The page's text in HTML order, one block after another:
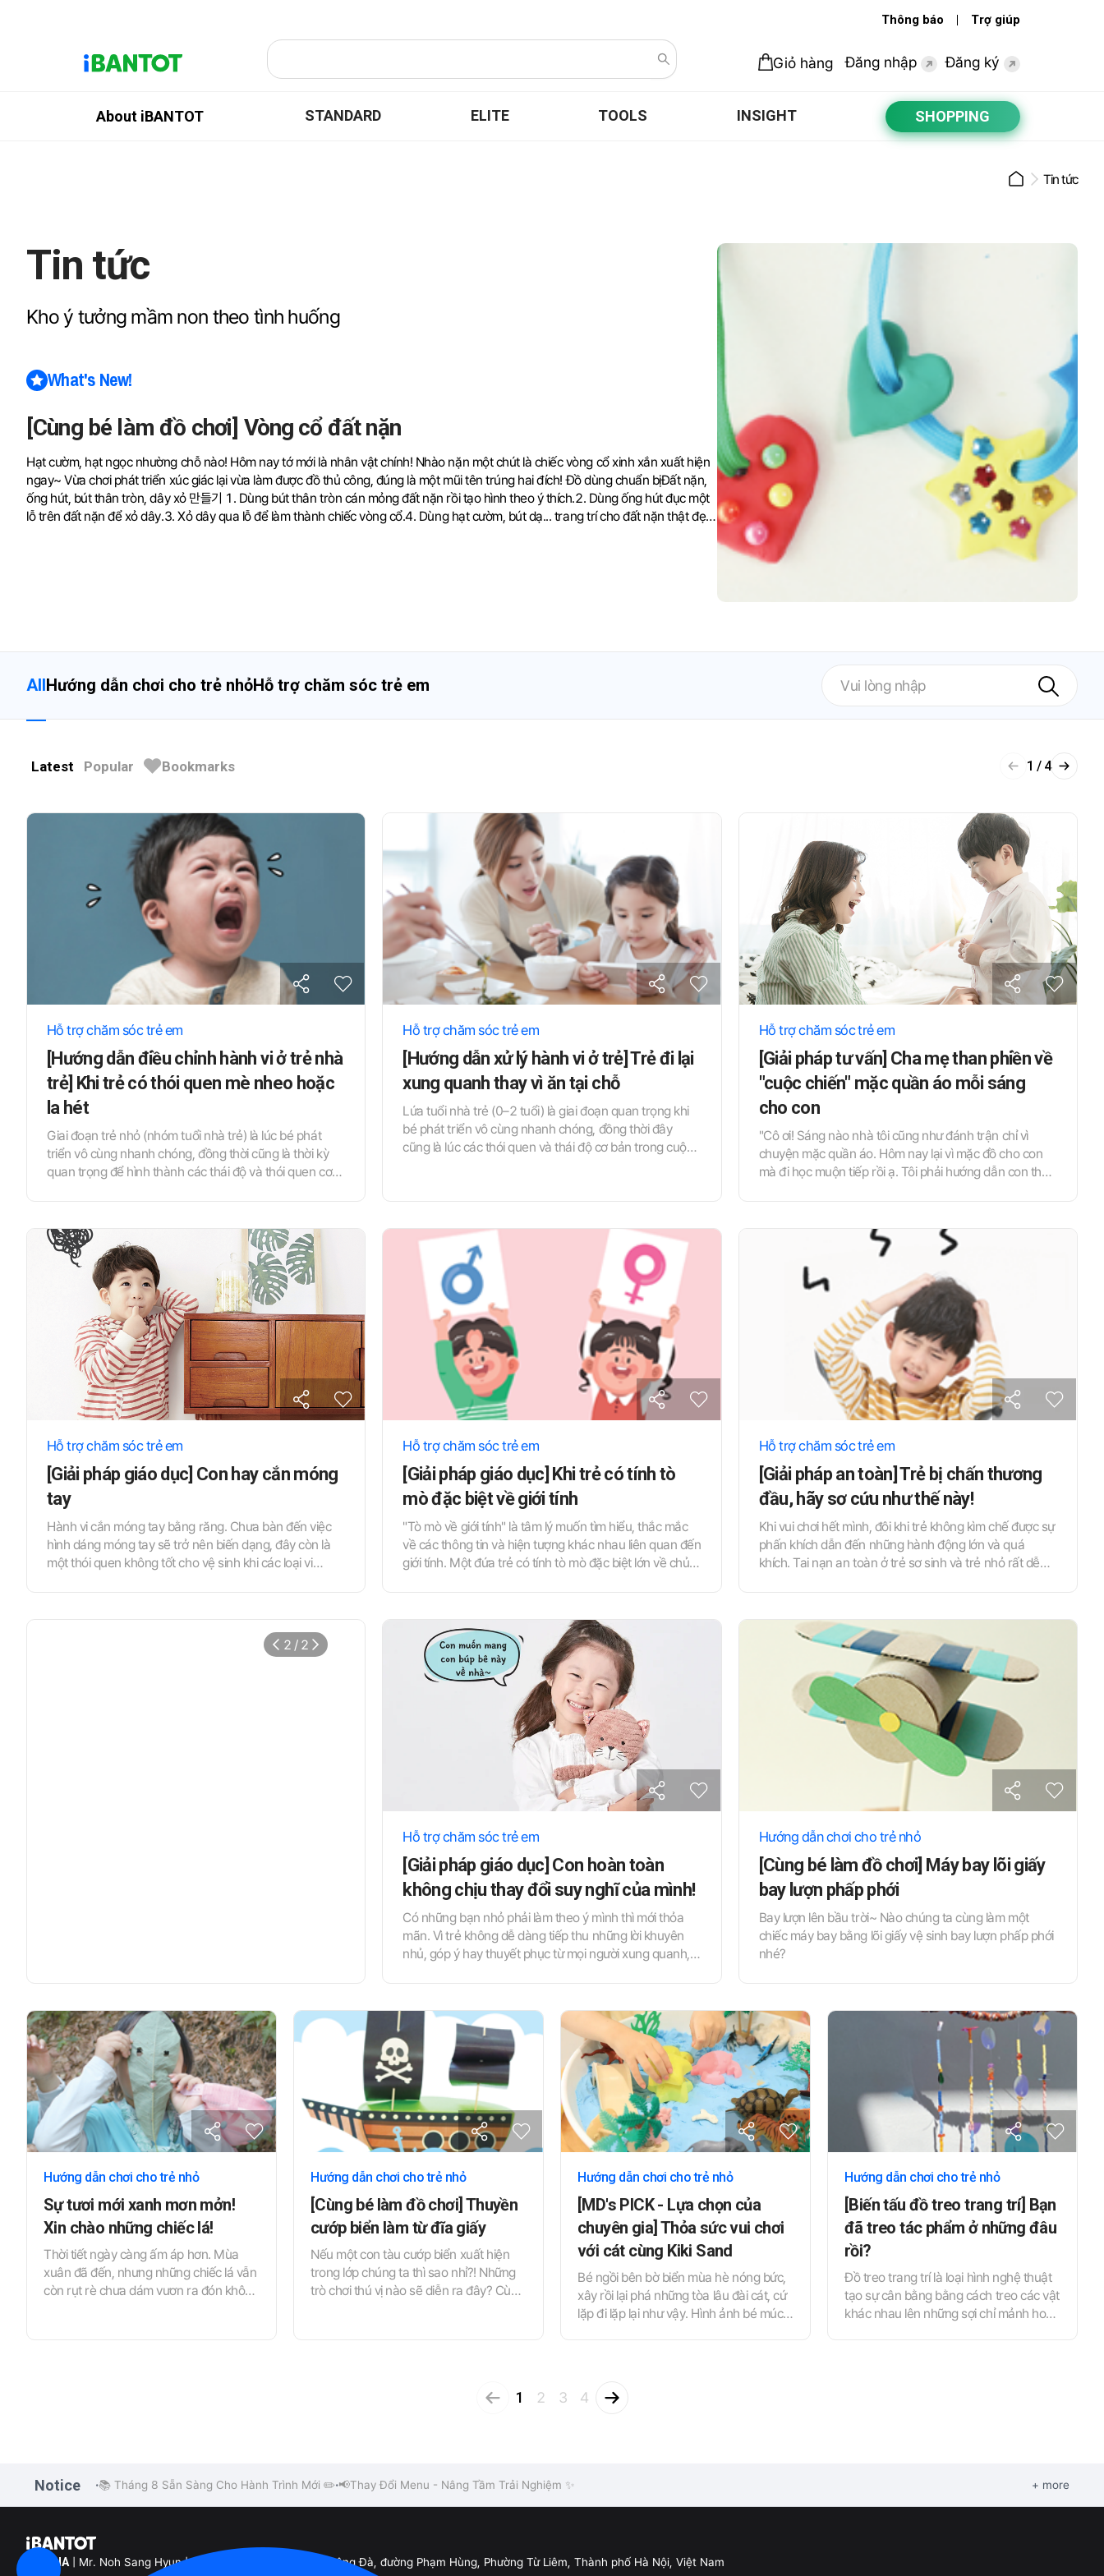
Thông báo Trợ giúp
Giỏ hàng Đăng nhập Đăng ký
About iBANTOT STANDARD ELITE TOOLS INSIGHT SHOPPING
Tin tức
Tin tức
Kho ý tưởng mầm non theo tình huống
What's New!
[Cùng bé làm đồ chơi] Vòng cổ đất nặn
Hạt cườm, hạt ngọc nhường chỗ nào! Hôm nay tớ mới là nhân vật chính! Nhào nặn một chút là chiếc vòng cổ xinh xắn xuất hiện
ngay~ Vừa chơi phát triển xúc giác lại vừa làm được đồ thủ công, đúng là một mũi tên trúng hai đích! Đồ dùng chuẩn bịĐất nặn,
ống hút, bút thân tròn, dây xỏ 만들기 1. Dùng bút thân tròn cán mỏng đất nặn rồi tạo hình theo ý thích.2. Dùng ống hút đục một
lỗ trên đất nặn để xỏ dây.3. Xỏ dây qua lỗ để làm thành chiếc vòng cổ.4. Dùng hạt cườm, bút dạ... trang trí cho đất nặn thật đẹp
AllHướng dẫn chơi cho trẻ nhỏHỗ trợ chăm sóc trẻ em
Latest Popular Bookmarks 1 / 4
Hỗ trợ chăm sóc trẻ em
[Hướng dẫn điều chỉnh hành vi ở trẻ nhà
trẻ] Khi trẻ có thói quen mè nheo hoặc
la hét
Giai đoạn trẻ nhỏ (nhóm tuổi nhà trẻ) là lúc bé phát
triển vô cùng nhanh chóng, đồng thời cũng là thời kỳ
quan trọng để hình thành các thái độ và thói quen cơ
rất khó thay đổi về sau và đóng vai trò quyết định đối
với sự trưởng thành tương lai của bé. Do đó, giáo viên
cần hướng dẫn sát sao để trẻ có thể hình thành những
thói quen sinh hoạt tốt. Hãy cùng tìm hiểu về phương
pháp hướng dẫn đối với các vấn đề hành vi thường gặp
ở trẻ nhỏ.
Hỗ trợ chăm sóc trẻ em
[Hướng dẫn xử lý hành vi ở trẻ] Trẻ đi lại
xung quanh thay vì ăn tại chỗ
Lứa tuổi nhà trẻ (0–2 tuổi) là giai đoạn quan trọng khi
bé phát triển vô cùng nhanh chóng, đồng thời đây
cũng là lúc các thói quen và thái độ cơ bản trong cuộc
vậy, giáo viên cần có phương pháp uốn nắn để giúp
các bé xây dựng được những thói quen nề nếp tốt
ngay từ đầu. Dưới đây, chúng ta sẽ cùng tìm hiểu về
cách xử lý đối với những vấn đề về quy tắc bàn ăn vốn
thường gặp ở trẻ.
Hỗ trợ chăm sóc trẻ em
[Giải pháp tư vấn] Cha mẹ than phiền về
"cuộc chiến" mặc quần áo mỗi sáng
cho con
"Cô ơi! Sáng nào nhà tôi cũng như đánh trận chỉ vì
chuyện mặc quần áo. Hôm nay lại vì mặc đồ cho con
mà đi học muộn tiếp rồi ạ. Tôi phải hướng dẫn con thế
dạy con cái do các vấn đề lớn nhỏ xảy ra tại gia đình.
Chúng ta hãy cùng tìm hiểu các vấn đề thực tế tại gia
đình và phương pháp hướng dẫn cụ thể để ứng dụng
một cách tích cực vào các buổi tư vấn phụ huynh nhé.
Hỗ trợ chăm sóc trẻ em
[Giải pháp giáo dục] Con hay cắn móng
tay
Hành vi cắn móng tay bằng răng. Chưa bàn đến việc
hình dáng móng tay sẽ trở nên biến dạng, đây còn là
một thói quen không tốt cho vệ sinh khi các loại vi
dần dần nó sẽ đông cứng lại thành thói quen khiến trẻ
cắn móng tay ngay cả trong những tình huống thoải
Hỗ trợ chăm sóc trẻ em
[Giải pháp giáo dục] Khi trẻ có tính tò
mò đặc biệt về giới tính
"Tò mò về giới tính" là tâm lý muốn tìm hiểu, thắc mắc
về các thông tin và hiện tượng khác nhau liên quan đến
giới tính. Một đứa trẻ có tính tò mò đặc biệt lớn về chủ
số này, chúng tôi xin giới thiệu phương pháp hướng dẫn
dành cho những trẻ không chỉ dừng lại ở sự tò mò đơn
thuần, mà đã trực tiếp nảy sinh các vấn đề hành vi liên
quan đến giới tính.
Hỗ trợ chăm sóc trẻ em
[Giải pháp an toàn] Trẻ bị chấn thương
đầu, hãy sơ cứu như thế này!
Khi vui chơi hết mình, đôi khi trẻ không kìm chế được sự
phấn khích dẫn đến những hành động lớn và quá
khích. Tai nạn an toàn ở trẻ sơ sinh và trẻ nhỏ rất dễ
kịp thời xử lý nhanh chóng khi có tai nạn bất ngờ xảy ra.
2 / 2
Hỗ trợ chăm sóc trẻ em
[Giải pháp giáo dục] Con hoàn toàn
không chịu thay đổi suy nghĩ của mình!
Có những bạn nhỏ phải làm theo ý mình thì mới thỏa
mãn. Vì trẻ không dễ dàng tiếp thu những lời khuyên
nhủ, góp ý hay thuyết phục từ mọi người xung quanh,
cùng tìm hiểu về nguyên nhân và cách định hướng
hành vi cho những trẻ có tính khí bướng bỉnh này.
Hướng dẫn chơi cho trẻ nhỏ
[Cùng bé làm đồ chơi] Máy bay lõi giấy
bay lượn phấp phới
Bay lượn lên bầu trời~ Nào chúng ta cùng làm một
chiếc máy bay bằng lõi giấy vệ sinh bay lượn phấp phới
nhé?
Hướng dẫn chơi cho trẻ nhỏ
Sự tươi mới xanh mơn mởn!
Xin chào những chiếc lá!
Thời tiết ngày càng ấm áp hơn. Mùa
xuân đã đến, nhưng những chiếc lá vẫn
còn rụt rè chưa dám vươn ra đón không
Hướng dẫn chơi cho trẻ nhỏ
[Cùng bé làm đồ chơi] Thuyền
cướp biển làm từ đĩa giấy
Nếu một con tàu cướp biển xuất hiện
trong lớp chúng ta thì sao nhỉ?! Những
trò chơi thú vị nào sẽ diễn ra đây? Cùng
Hướng dẫn chơi cho trẻ nhỏ
[MD's PICK - Lựa chọn của
chuyên gia] Thỏa sức vui chơi
với cát cùng Kiki Sand
Bé ngồi bên bờ biển mùa hè nóng bức,
xây rồi lại phá những tòa lâu đài cát, cứ
lặp đi lặp lại như vậy. Hình ảnh bé múc
chứng minh qua rất nhiều các bài luận
Hướng dẫn chơi cho trẻ nhỏ
[Biến tấu đồ treo trang trí] Bạn
đã treo tác phẩm ở những đâu
rồi?
Đồ treo trang trí là loại hình nghệ thuật
tạo sự cân bằng bằng cách treo các vật
khác nhau lên những sợi chỉ mảnh hoặc
1 2 3 4
Notice •📚 Tháng 8 Sẵn Sàng Cho Hành Trình Mới ✏️•📢Thay Đổi Menu - Nâng Tầm Trải Nghiệm ✨ + more
EK VINA | Mr. Noh Sang Hyun | Tầng 25, Khối B, Tòa nhà Sông Đà, đường Phạm Hùng, Phường Từ Liêm, Thành phố Hà Nội, Việt Nam